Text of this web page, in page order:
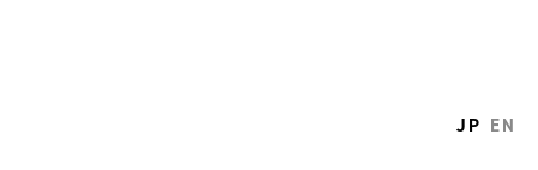
JP EN